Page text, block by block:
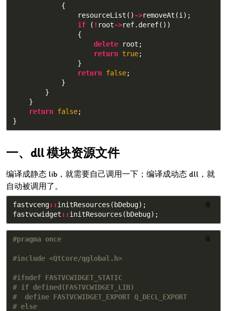
{
resourceList () ->removeAt (i);
if
( ! root->ref. deref())
{
delete
root ;
return true;
}
return false;
}
}
}
return false;
}
dll 模块资源文件
编译成静态 lib，就需要自己调用一下；编译成动态 dll，就
自动被调用了。
📎
fastvceng::initResources (bDebug);
fastvcwidget ::initResources (bDebug);
📎
#ifndef FASTVCWIDGET_STATIC
# if defined(FASTVCWIDGET_LIB)
#  define FASTVCWIDGET_EXPORT Q_DECL_EXPORT
# else